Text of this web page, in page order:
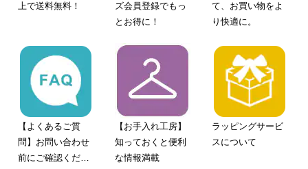
上で送料無料！
ズ会員登録でもっ
とお得に！
て、お買い物をよ
り快適に。
【よくあるご質
問】お問い合わせ
前にご確認くださ
【お手入れ工房】
知っておくと便利
な情報満載
ラッピングサービ
スについて